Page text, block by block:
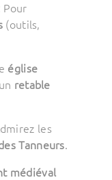
Pour
(outils,
église
retable
les
Tanneurs
médiéval